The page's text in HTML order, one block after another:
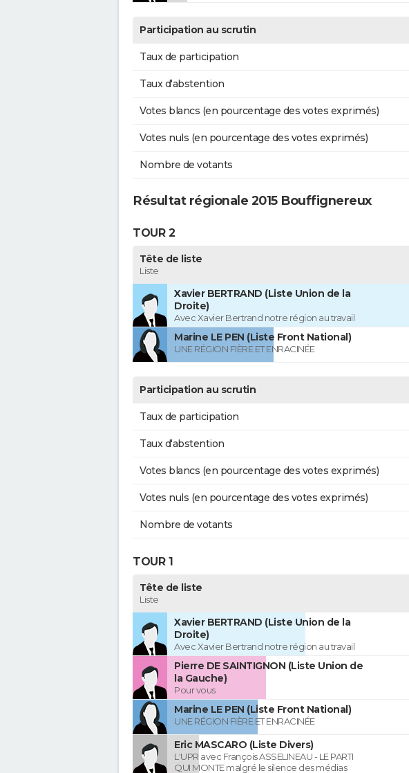
Participation au scrutin
Taux de participation
Taux d'abstention
Votes blancs (en pourcentage des votes exprimés)
Votes nuls (en pourcentage des votes exprimés)
Nombre de votants
Résultat régionale 2015 Bouffignereux
TOUR 2
Tête de liste
Liste
Xavier BERTRAND (Liste Union de la
Droite)
Avec Xavier Bertrand notre région au travail
Marine LE PEN (Liste Front National)
UNE RÉGION FIÈRE ET ENRACINÉE
Participation au scrutin
Taux de participation
Taux d'abstention
Votes blancs (en pourcentage des votes exprimés)
Votes nuls (en pourcentage des votes exprimés)
Nombre de votants
TOUR 1
Tête de liste
Liste
Xavier BERTRAND (Liste Union de la
Droite)
Avec Xavier Bertrand notre région au travail
Pierre DE SAINTIGNON (Liste Union de
la Gauche)
Pour vous
Marine LE PEN (Liste Front National)
UNE RÉGION FIÈRE ET ENRACINÉE
Eric MASCARO (Liste Divers)
L'UPR avec François ASSELINEAU - LE PARTI
QUI MONTE malgré le silence des médias